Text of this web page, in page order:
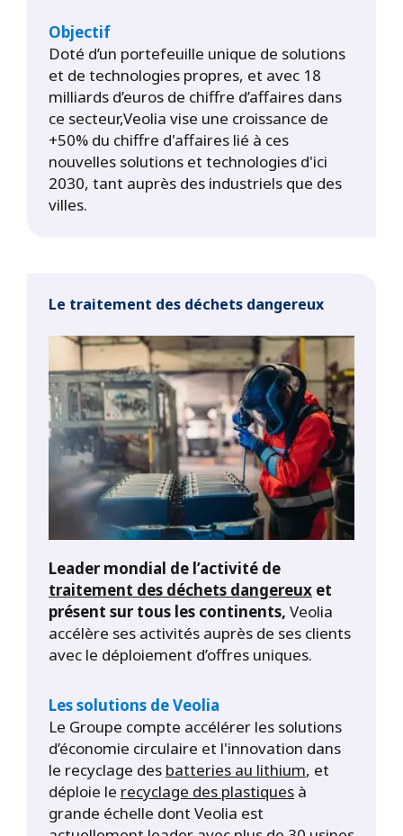
Objectif
Doté d’un portefeuille unique de solutions
et de technologies propres, et avec 18
milliards d’euros de chiffre d’affaires dans
ce secteur,Veolia vise une croissance de
+50% du chiffre d'affaires lié à ces
nouvelles solutions et technologies d'ici
2030, tant auprès des industriels que des
villes.
Le traitement des déchets dangereux
Leader mondial de l’activité de
traitement des déchets dangereux et
présent sur tous les continents, Veolia
accélère ses activités auprès de ses clients
avec le déploiement d’offres uniques.
Les solutions de Veolia
Le Groupe compte accélérer les solutions
d’économie circulaire et l'innovation dans
le recyclage des batteries au lithium, et
déploie le recyclage des plastiques à
grande échelle dont Veolia est